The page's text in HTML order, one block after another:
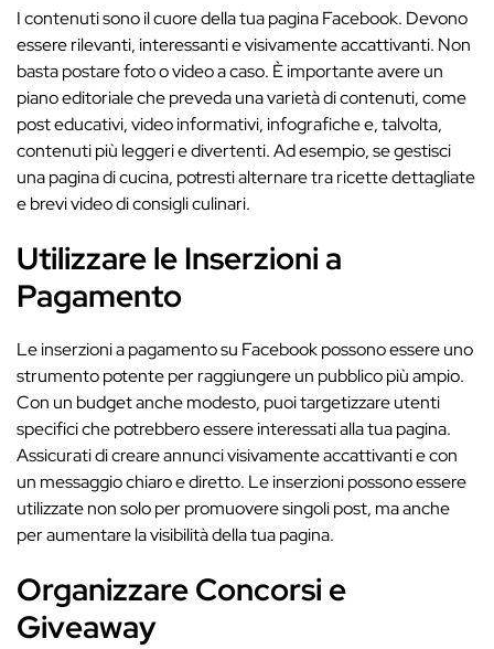
I contenuti sono il cuore della tua pagina Facebook. Devono
essere rilevanti, interessanti e visivamente accattivanti. Non
basta postare foto o video a caso. È importante avere un
piano editoriale che preveda una varietà di contenuti, come
post educativi, video informativi, infografiche e, talvolta,
contenuti più leggeri e divertenti. Ad esempio, se gestisci
una pagina di cucina, potresti alternare tra ricette dettagliate
e brevi video di consigli culinari.
Utilizzare le Inserzioni a
Pagamento
Le inserzioni a pagamento su Facebook possono essere uno
strumento potente per raggiungere un pubblico più ampio.
Con un budget anche modesto, puoi targetizzare utenti
specifici che potrebbero essere interessati alla tua pagina.
Assicurati di creare annunci visivamente accattivanti e con
un messaggio chiaro e diretto. Le inserzioni possono essere
utilizzate non solo per promuovere singoli post, ma anche
per aumentare la visibilità della tua pagina.
Organizzare Concorsi e
Giveaway